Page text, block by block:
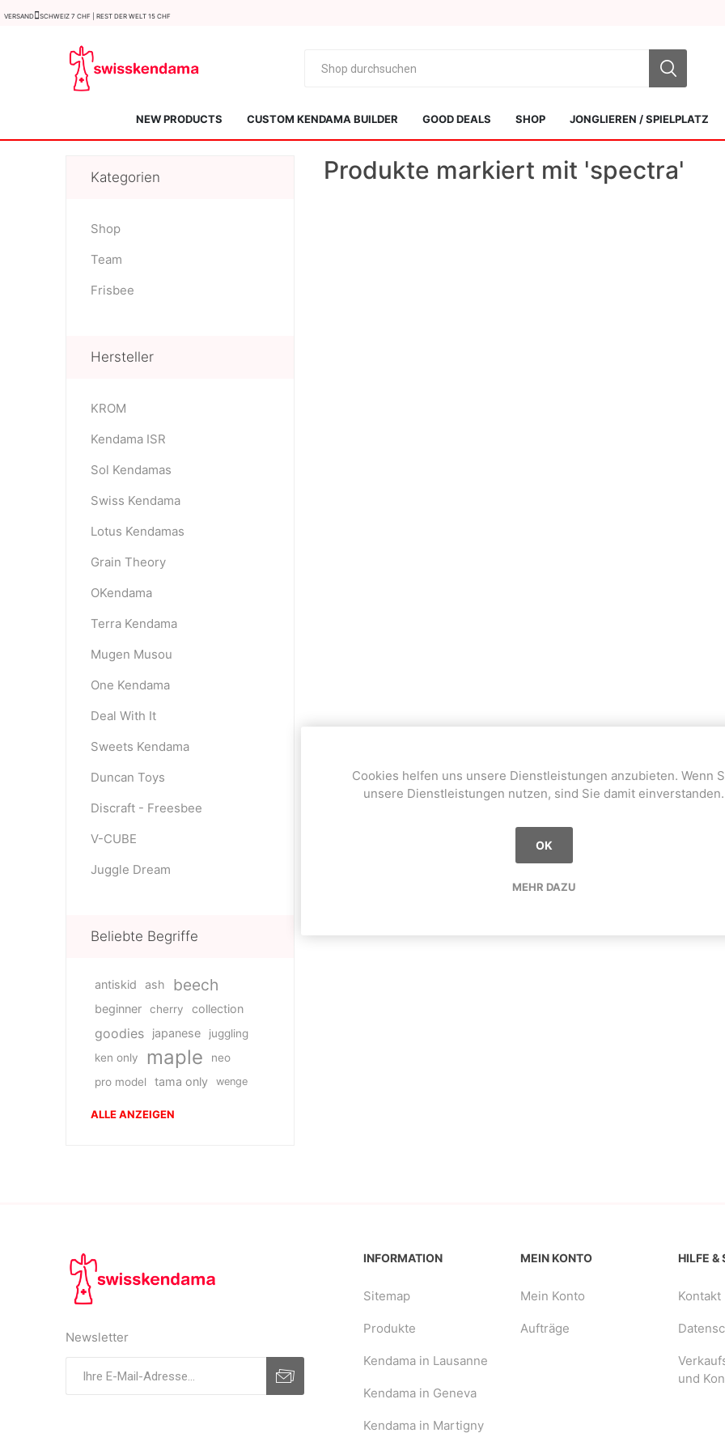
Versand Schweiz 7 CHF | Rest der Welt 15 CHF
NEW PRODUCTS CUSTOM KENDAMA BUILDER GOOD DEALS SHOP JONGLIEREN / SPIELPLATZ
Produkte markiert mit 'spectra'
Kategorien
Shop
Team
Frisbee
Hersteller
KROM
Kendama ISR
Sol Kendamas
Swiss Kendama
Lotus Kendamas
Grain Theory
OKendama
Terra Kendama
Mugen Musou
One Kendama
Deal With It
Sweets Kendama
Duncan Toys
Discraft - Freesbee
V-CUBE
Juggle Dream
Beliebte Begriffe
antiskid ash beech
beginner cherry collection
goodies japanese
juggling
ken only
maple
neo
pro model
tama only wenge
ALLE ANZEIGEN
Newsletter
INFORMATION
Sitemap
Produkte
Kendama in Lausanne
Kendama in Geneva
Kendama in Martigny
MEIN KONTO
Mein Konto
Aufträge
HILFE &
Kontakt
und
Cookies helfen uns unsere Dienstleistungen anzubieten. Wenn
unsere Dienstleistungen nutzen, sind Sie damit einverstanden.
OK
MEHR DAZU